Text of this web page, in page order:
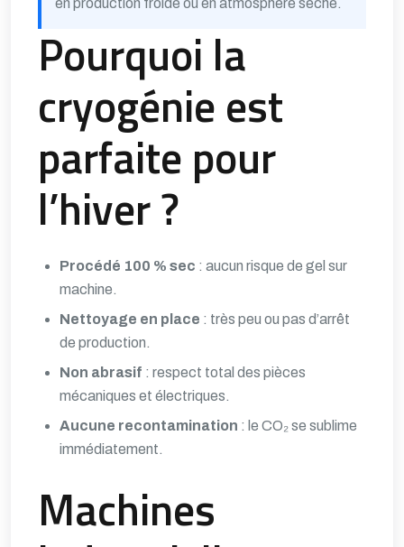
en production froide ou en atmosphère sèche.
Pourquoi la
cryogénie est
parfaite pour
l’hiver ?
Procédé 100 % sec : aucun risque de gel sur
machine.
Nettoyage en place : très peu ou pas d’arrêt
de production.
Non abrasif : respect total des pièces
mécaniques et électriques.
Aucune recontamination : le CO₂ se sublime
immédiatement.
Machines